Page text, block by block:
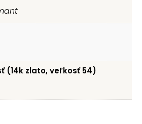
(14k zlato, veľkosť 54)